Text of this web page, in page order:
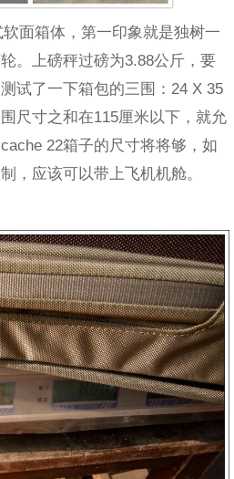
面箱体，第一印象就是独树一
。上磅秤过磅为3.88公斤，要
试了一下箱包的三围：24 X 35
尺寸之和在115厘米以下，就允
22箱子的尺寸将将够，如
，应该可以带上飞机机舱。